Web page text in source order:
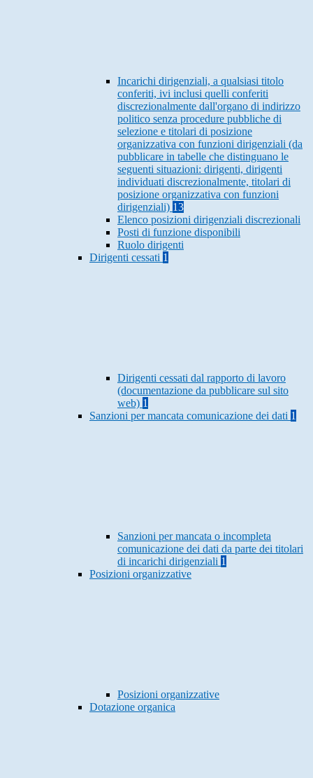
Incarichi dirigenziali, a qualsiasi titolo
conferiti, ivi inclusi quelli conferiti
discrezionalmente dall'organo di indirizzo
politico senza procedure pubbliche di
selezione e titolari di posizione
organizzativa con funzioni dirigenziali (da
pubblicare in tabelle che distinguano le
seguenti situazioni: dirigenti, dirigenti
individuati discrezionalmente, titolari di
posizione organizzativa con funzioni
dirigenziali) 13
Elenco posizioni dirigenziali discrezionali
Posti di funzione disponibili
Ruolo dirigenti
Dirigenti cessati 1
Dirigenti cessati dal rapporto di lavoro
(documentazione da pubblicare sul sito
web) 1
Sanzioni per mancata comunicazione dei dati 1
Sanzioni per mancata o incompleta
comunicazione dei dati da parte dei titolari
di incarichi dirigenziali 1
Posizioni organizzative
Posizioni organizzative
Dotazione organica